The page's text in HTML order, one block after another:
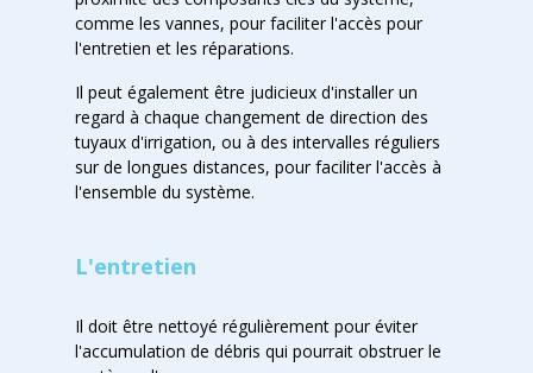
comme les vannes, pour faciliter l'accès pour
l'entretien et les réparations.
Il peut également être judicieux d'installer un
regard à chaque changement de direction des
tuyaux d'irrigation, ou à des intervalles réguliers
sur de longues distances, pour faciliter l'accès à
l'ensemble du système.
L'entretien
Il doit être nettoyé régulièrement pour éviter
l'accumulation de débris qui pourrait obstruer le